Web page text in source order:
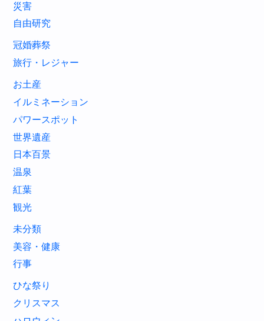
災害
自由研究
冠婚葬祭
旅行・レジャー
お土産
イルミネーション
パワースポット
世界遺産
日本百景
温泉
紅葉
観光
未分類
美容・健康
行事
ひな祭り
クリスマス